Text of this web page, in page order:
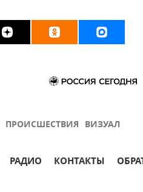
ПРОИСШЕСТВИЯ ВИЗУАЛ
РАДИО КОНТАКТЫ